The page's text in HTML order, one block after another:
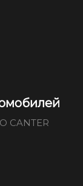
CANTER